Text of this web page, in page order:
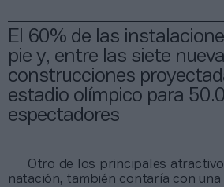
El 60% de las
pie y, entre las siete
construcciones
estadio olímpico para
espectadores
Otro de los principales
natación, también contaría con una